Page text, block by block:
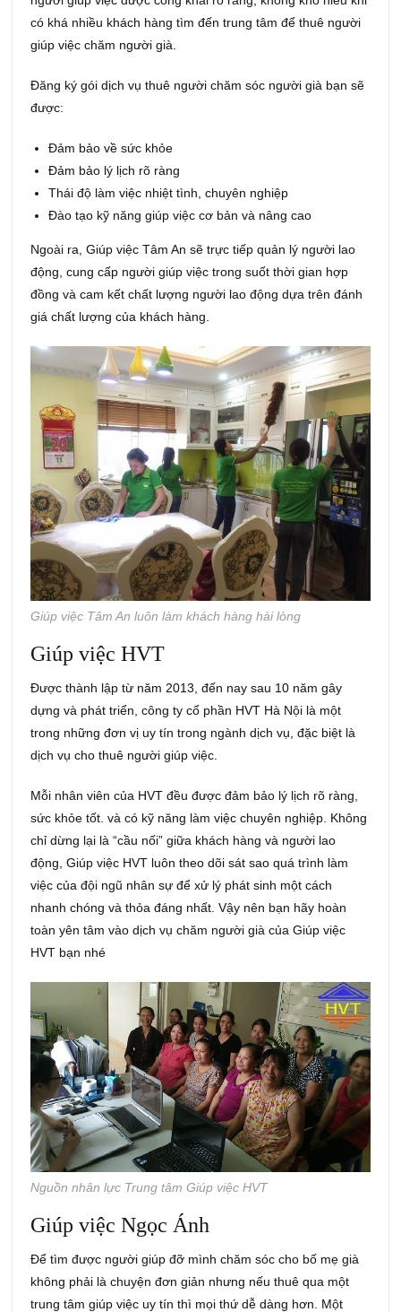
có khá nhiều khách hàng tìm đến trung tâm để thuê người
giúp việc chăm người già.
Đăng ký gói dịch vụ thuê người chăm sóc người già bạn sẽ
được:
Đảm bảo về sức khỏe
Đảm bảo lý lịch rõ ràng
Thái độ làm việc nhiệt tình, chuyên nghiệp
Đào tạo kỹ năng giúp việc cơ bản và nâng cao
Ngoài ra, Giúp việc Tâm An sẽ trực tiếp quản lý người lao
động, cung cấp người giúp việc trong suốt thời gian hợp
đồng và cam kết chất lượng người lao động dựa trên đánh
giá chất lượng của khách hàng.
Giúp việc Tâm An luôn làm khách hàng hài lòng
Giúp việc HVT
Được thành lập từ năm 2013, đến nay sau 10 năm gây
dựng và phát triển, công ty cổ phần HVT Hà Nội là một
trong những đơn vị uy tín trong ngành dịch vụ, đặc biệt là
dịch vụ cho thuê người giúp việc.
Mỗi nhân viên của HVT đều được đảm bảo lý lịch rõ ràng,
sức khỏe tốt. và có kỹ năng làm việc chuyên nghiệp. Không
chỉ dừng lại là “cầu nối” giữa khách hàng và người lao
động, Giúp việc HVT luôn theo dõi sát sao quá trình làm
việc của đội ngũ nhân sự để xử lý phát sinh một cách
nhanh chóng và thỏa đáng nhất. Vậy nên bạn hãy hoàn
toàn yên tâm vào dịch vụ chăm người già của Giúp việc
HVT bạn nhé
Nguồn nhân lực Trung tâm Giúp việc HVT
Giúp việc Ngọc Ánh
Để tìm được người giúp đỡ mình chăm sóc cho bố mẹ già
không phải là chuyện đơn giản nhưng nếu thuê qua một
trung tâm giúp việc uy tín thì mọi thứ dễ dàng hơn. Một